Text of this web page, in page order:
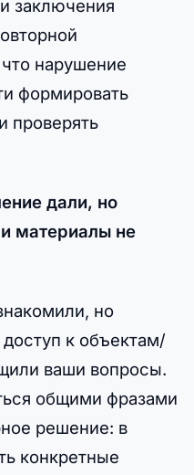
заключения
нарушение
формировать
проверять
дали, но
материалы не
но
к объектам/
ваши вопросы.
общими фразами
решение: в
конкретные